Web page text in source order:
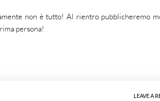
non è tutto! Al rientro pubblicheremo
persona!
LEAVE A